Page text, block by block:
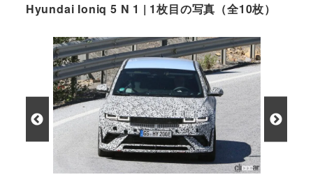
Hyundai Ioniq 5 N 1 | 1枚目の写真（全10枚）